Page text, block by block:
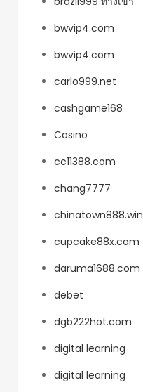
bwvip4.com
bwvip4.com
carlo999.net
cashgame168
Casino
cc11388.com
chang7777
chinatown888.win
cupcake88x.com
daruma1688.com
debet
dgb222hot.com
digital learning
digital learning